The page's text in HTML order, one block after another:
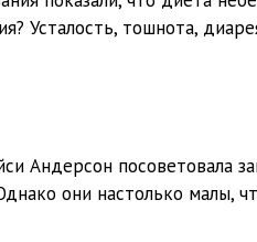
Усталость, тошнота,
Андерсон посоветовала
они настолько малы,